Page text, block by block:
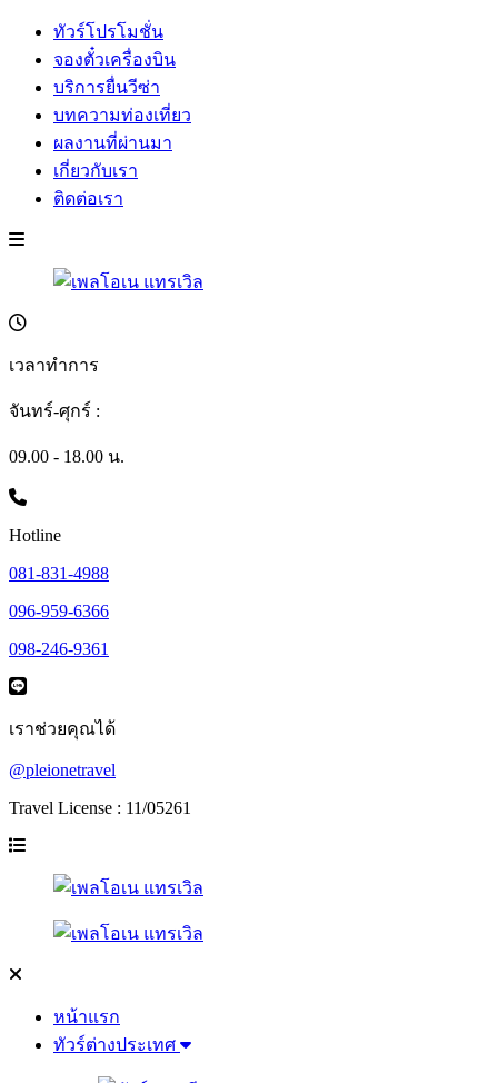
ทัวร์โปรโมชั่น
จองตั๋วเครื่องบิน
บริการยื่นวีซ่า
บทความท่องเที่ยว
ผลงานที่ผ่านมา
เกี่ยวกับเรา
ติดต่อเรา
เวลาทำการ
จันทร์-ศุกร์ :
09.00 - 18.00 น.
Hotline
081-831-4988
096-959-6366
098-246-9361
เราช่วยคุณได้
@pleionetravel
Travel License : 11/05261
หน้าแรก
ทัวร์ต่างประเทศ